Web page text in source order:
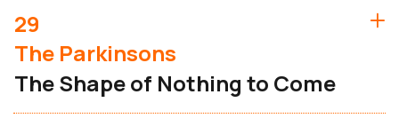
29
The Parkinsons
The Shape of Nothing to Come